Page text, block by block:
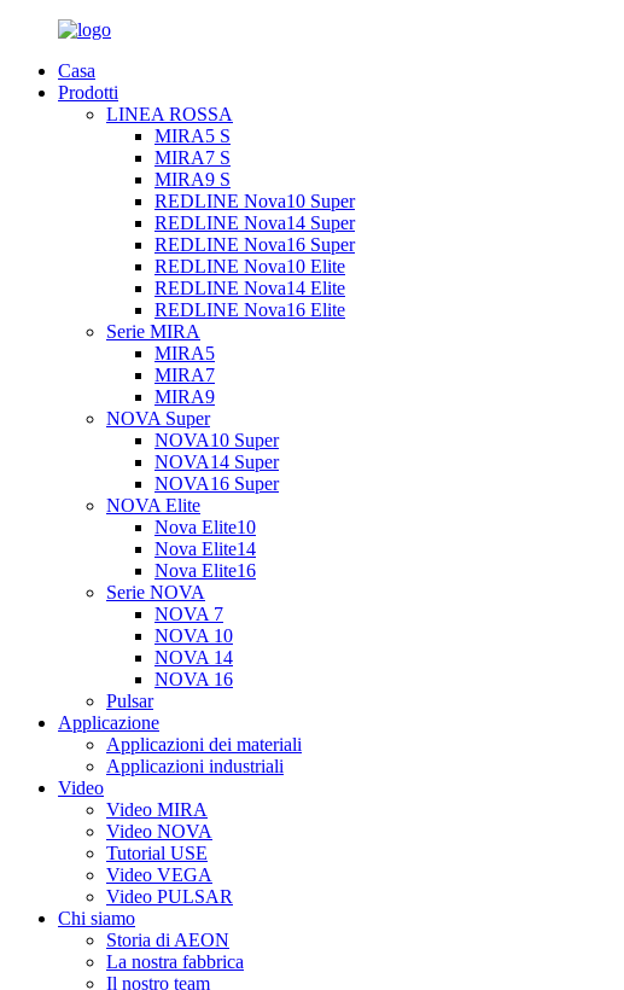
Casa
Prodotti
LINEA ROSSA
MIRA5 S
MIRA7 S
MIRA9 S
REDLINE Nova10 Super
REDLINE Nova14 Super
REDLINE Nova16 Super
REDLINE Nova10 Elite
REDLINE Nova14 Elite
REDLINE Nova16 Elite
Serie MIRA
MIRA5
MIRA7
MIRA9
NOVA Super
NOVA10 Super
NOVA14 Super
NOVA16 Super
NOVA Elite
Nova Elite10
Nova Elite14
Nova Elite16
Serie NOVA
NOVA 7
NOVA 10
NOVA 14
NOVA 16
Pulsar
Applicazione
Applicazioni dei materiali
Applicazioni industriali
Video
Video MIRA
Video NOVA
Tutorial USE
Video VEGA
Video PULSAR
Chi siamo
Storia di AEON
La nostra fabbrica
Il nostro team